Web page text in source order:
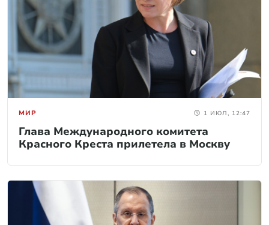
МИР 1 ИЮЛ, 12:47
Глава Международного комитета
Красного Креста прилетела в Москву